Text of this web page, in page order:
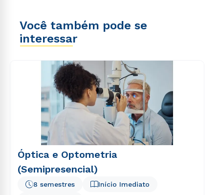
Você também pode se
interessar
Óptica e Optometria
(Semipresencial)
Início Imediato
8 semestres